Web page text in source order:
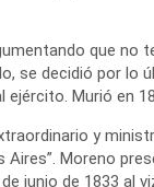
que no
se decidió por lo
Murió en
y
Moreno
junio de 1833 al